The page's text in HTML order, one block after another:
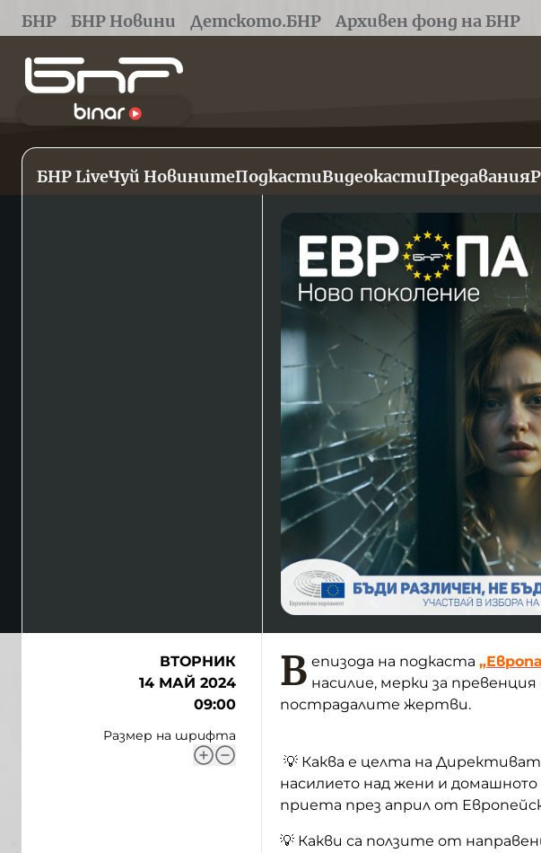
БНР БНР Новини Детското.БНР Архивен фонд на БНР
БНР LiveЧуй НовинитеПодкастиВидеокастиПредавания
ВТОРНИК
14 МАЙ 2024
09:00
Размер на шрифта
В епизода на подкаста
насилие, мерки за
пострадалите жертви.
💡 Каква е целта на
насилието над жени и домашното
приета през април от
💡 Какви са ползите от